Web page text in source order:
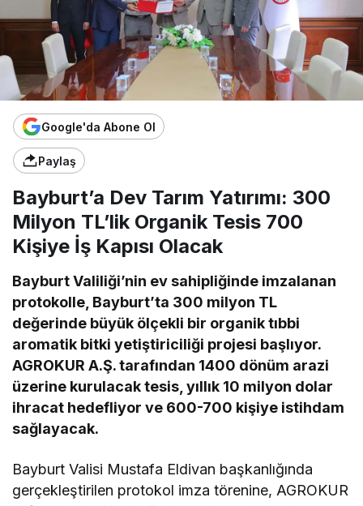
Google'da Abone Ol
Paylaş
Bayburt’a Dev Tarım Yatırımı: 300
Milyon TL’lik Organik Tesis 700
Kişiye İş Kapısı Olacak
Bayburt Valiliği’nin ev sahipliğinde imzalanan
protokolle, Bayburt’ta 300 milyon TL
değerinde büyük ölçekli bir organik tıbbi
aromatik bitki yetiştiriciliği projesi başlıyor.
AGROKUR A.Ş. tarafından 1400 dönüm arazi
üzerine kurulacak tesis, yıllık 10 milyon dolar
ihracat hedefliyor ve 600-700 kişiye istihdam
sağlayacak.
Bayburt Valisi Mustafa Eldivan başkanlığında
gerçekleştirilen protokol imza törenine, AGROKUR